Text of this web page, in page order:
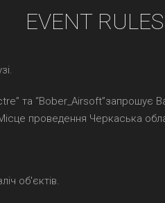
EVENT
та “Bober_Airsoft”запрошує
Місце проведення Черкаська
об'єктів.